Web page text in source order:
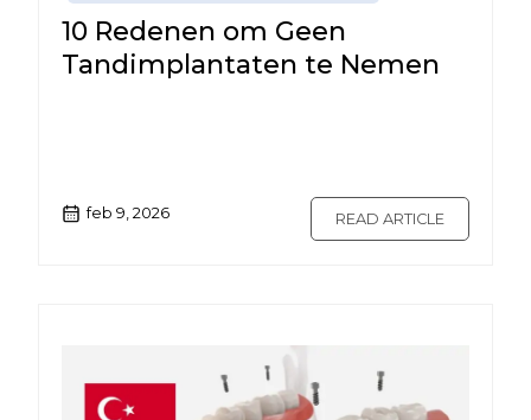
10 Redenen om Geen
Tandimplantaten te Nemen
feb 9, 2026 READ ARTICLE